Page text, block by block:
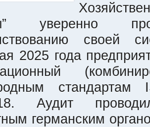
уверенно
своей
2025 года
Аудит
германским